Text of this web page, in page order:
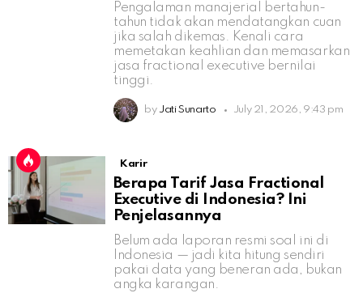
Pengalaman manajerial bertahun-
tahun tidak akan mendatangkan cuan
jika salah dikemas. Kenali cara
memetakan keahlian dan memasarkan
jasa fractional executive bernilai
tinggi.
by Jati Sunarto July 21, 2026, 9:43 pm
Karir
Berapa Tarif Jasa Fractional
Executive di Indonesia? Ini
Penjelasannya
Belum ada laporan resmi soal ini di
Indonesia — jadi kita hitung sendiri
pakai data yang beneran ada, bukan
angka karangan.